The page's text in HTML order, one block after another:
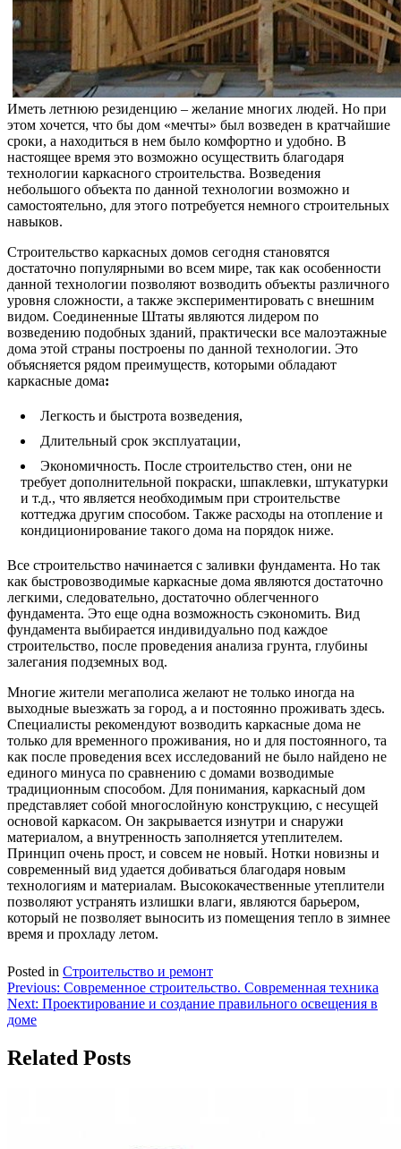
Иметь летнюю резиденцию – желание многих людей. Но при
этом хочется, что бы дом «мечты» был возведен в кратчайшие
сроки, а находиться в нем было комфортно и удобно. В
настоящее время это возможно осуществить благодаря
технологии каркасного строительства. Возведения
небольшого объекта по данной технологии возможно и
самостоятельно, для этого потребуется немного строительных
навыков.
Строительство каркасных домов сегодня становятся
достаточно популярными во всем мире, так как особенности
данной технологии позволяют возводить объекты различного
уровня сложности, а также экспериментировать с внешним
видом. Соединенные Штаты являются лидером по
возведению подобных зданий, практически все малоэтажные
дома этой страны построены по данной технологии. Это
объясняется рядом преимуществ, которыми обладают
каркасные дома:
Легкость и быстрота возведения,
Длительный срок эксплуатации,
Экономичность. После строительство стен, они не
требует дополнительной покраски, шпаклевки, штукатурки
и т.д., что является необходимым при строительстве
коттеджа другим способом. Также расходы на отопление и
кондиционирование такого дома на порядок ниже.
Все строительство начинается с заливки фундамента. Но так
как быстровозводимые каркасные дома являются достаточно
легкими, следовательно, достаточно облегченного
фундамента. Это еще одна возможность сэкономить. Вид
фундамента выбирается индивидуально под каждое
строительство, после проведения анализа грунта, глубины
залегания подземных вод.
Многие жители мегаполиса желают не только иногда на
выходные выезжать за город, а и постоянно проживать здесь.
Специалисты рекомендуют возводить каркасные дома не
только для временного проживания, но и для постоянного, та
как после проведения всех исследований не было найдено не
единого минуса по сравнению с домами возводимые
традиционным способом. Для понимания, каркасный дом
представляет собой многослойную конструкцию, с несущей
основой каркасом. Он закрывается изнутри и снаружи
материалом, а внутренность заполняется утеплителем.
Принцип очень прост, и совсем не новый. Нотки новизны и
современный вид удается добиваться благодаря новым
технологиям и материалам. Высококачественные утеплители
позволяют устранять излишки влаги, являются барьером,
который не позволяет выносить из помещения тепло в зимнее
время и прохладу летом.
Posted in Строительство и ремонт
Навигация
по
Previous: Современное строительство. Современная техника
Next: Проектирование и создание правильного освещения в
доме
Related Posts